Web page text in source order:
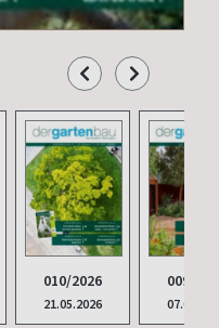
010/2026
21.05.2026
009/